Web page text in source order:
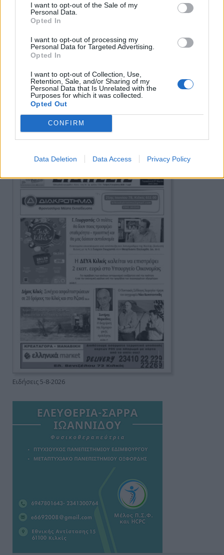
I want to opt-out of the Sale of my
Personal Data.
Opted In
I want to opt-out of processing my
Personal Data for Targeted Advertising.
Opted In
I want to opt-out of Collection, Use,
Retention, Sale, and/or Sharing of my
Personal Data that Is Unrelated with the
Purposes for which it was collected.
Opted Out
CONFIRM
Data Deletion Data Access Privacy Policy
Πρωινή 5-8-2026
Ειδήσεις
Ειδήσεις 5-8-2026